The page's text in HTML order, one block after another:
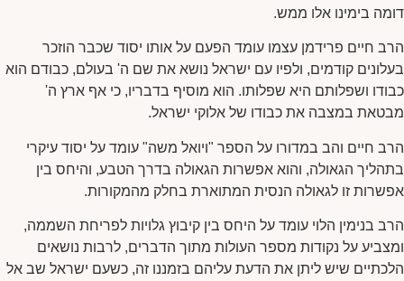
דומה בימינו אלו ממש.
הרב חיים פרידמן עצמו עומד הפעם על אותו יסוד שכבר הוזכר
בעלונים קודמים, ולפיו עם ישראל נושא את שם ה' בעולם, כבודם הוא
כבודו ושפלותם היא שפלותו. הוא מוסיף בדבריו, כי אף ארץ ה'
מבטאת במצבה את כבודו של אלוקי ישראל.
הרב חיים והב במדורו על הספר "ויואל משה" עומד על יסוד עיקרי
בתהליך הגאולה, והוא אפשרות הגאולה בדרך הטבע, והיחס בין
אפשרות זו לגאולה הנסית המתוארת בחלק מהמקורות.
הרב בנימין הלוי עומד על היחס בין קיבוץ גלויות לפריחת השממה,
ומצביע על נקודות מספר העולות מתוך הדברים, לרבות נושאים
הלכתיים שיש ליתן את הדעת עליהם בזמננו זה, כשעם ישראל שב אל